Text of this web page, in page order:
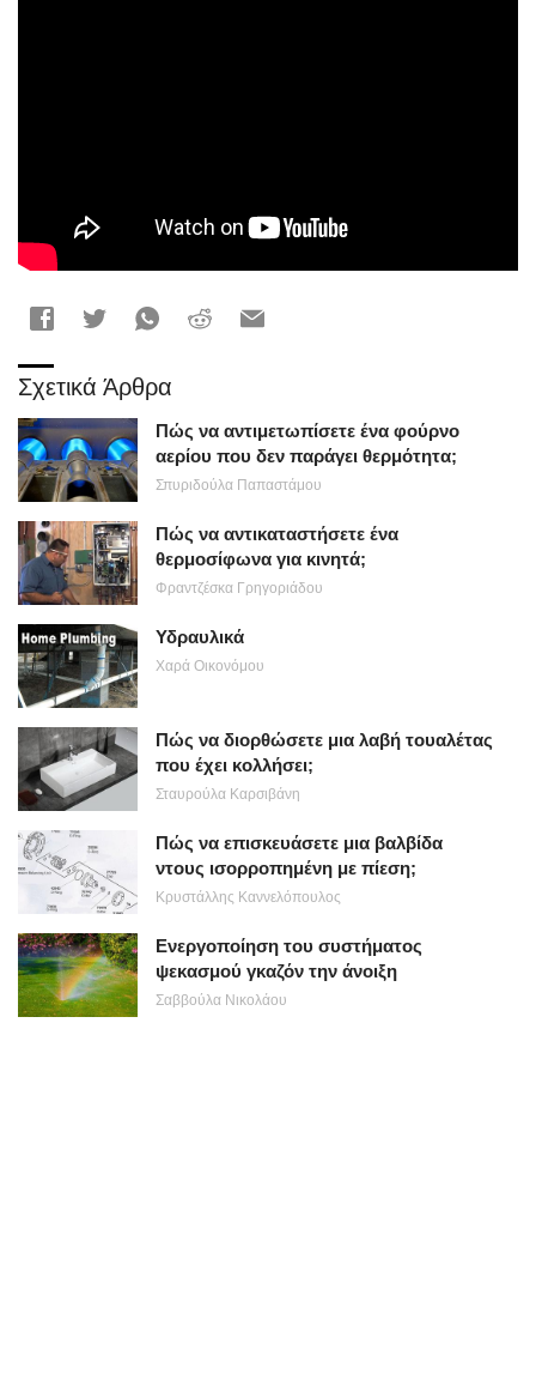
Σχετικά Άρθρα
Πώς να αντιμετωπίσετε ένα φούρνο
αερίου που δεν παράγει θερμότητα;
Σπυριδούλα Παπαστάμου
Πώς να αντικαταστήσετε ένα
θερμοσίφωνα για κινητά;
Φραντζέσκα Γρηγοριάδου
Υδραυλικά
Χαρά Οικονόμου
Πώς να διορθώσετε μια λαβή τουαλέτας
που έχει κολλήσει;
Σταυρούλα Καρσιβάνη
Πώς να επισκευάσετε μια βαλβίδα
ντους ισορροπημένη με πίεση;
Κρυστάλλης Καννελόπουλος
Ενεργοποίηση του συστήματος
ψεκασμού γκαζόν την άνοιξη
Σαββούλα Νικολάου